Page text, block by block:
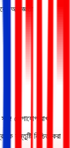
অভিজ্ঞতা
যোগাযোগ রাখা
সন্তুষ্টি নিশ্চিত করা